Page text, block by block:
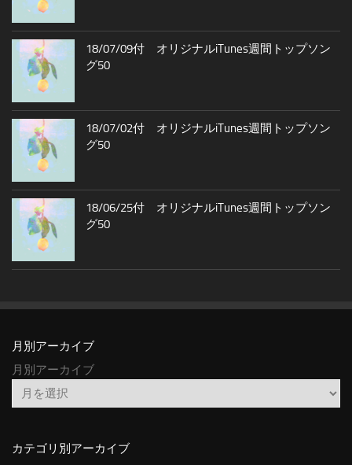
18/07/09付 オリジナルiTunes週間トップソン
グ50
18/07/02付 オリジナルiTunes週間トップソン
グ50
18/06/25付 オリジナルiTunes週間トップソン
グ50
月別アーカイブ
月別アーカイブ
カテゴリ別アーカイブ